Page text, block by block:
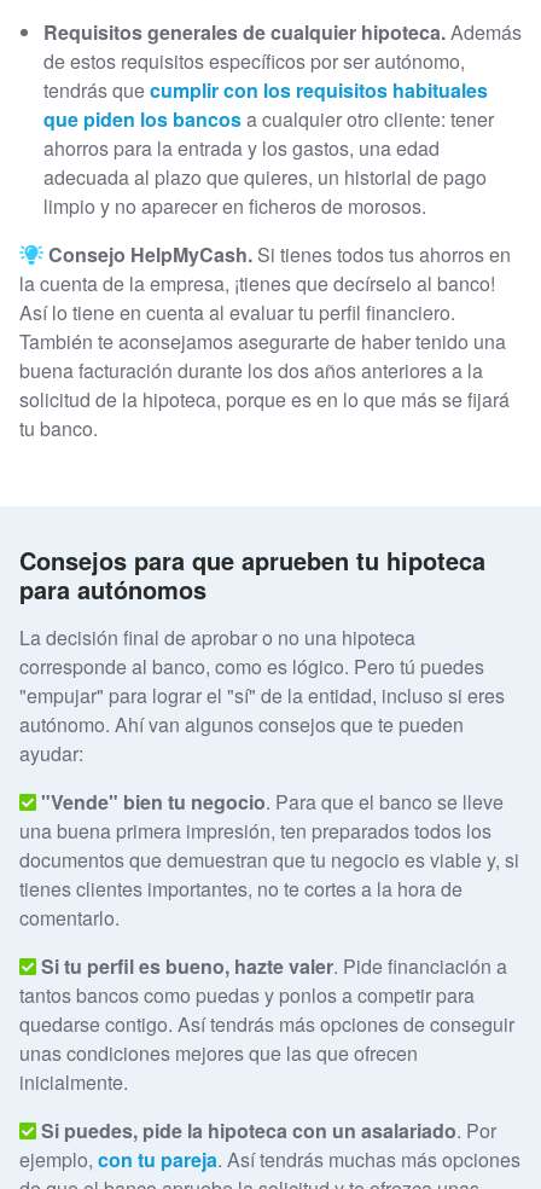
Requisitos generales de cualquier hipoteca.Además
de estos requisitos específicos por ser autónomo,
tendrás quecumplir con los requisitos habituales
que piden los bancosa cualquier otro cliente: tener
ahorros para la entrada y los gastos, una edad
adecuada al plazo que quieres, un historial de pago
limpio y no aparecer en ficheros de morosos.
Consejo HelpMyCash. Si tienes todos tus ahorros en
la cuenta de la empresa, ¡tienes que decírselo al banco!
Así lo tiene en cuenta al evaluar tu perfil financiero.
También te aconsejamos asegurarte de haber tenido una
buena facturación durante los dos años anteriores a la
solicitud de la hipoteca, porque es en lo que más se fijará
tu banco.
Consejos para que aprueben tu hipoteca
para autónomos
La decisión final de aprobar o no una hipoteca
corresponde al banco, como es lógico. Pero tú puedes
"empujar" para lograr el "sí" de la entidad, incluso si eres
autónomo. Ahí van algunos consejos que te pueden
ayudar:
"Vende" bien tu negocio. Para que el banco se lleve
una buena primera impresión, ten preparados todos los
documentos que demuestran que tu negocio es viable y, si
tienes clientes importantes, no te cortes a la hora de
comentarlo.
Si tu perfil es bueno, hazte valer. Pide financiación a
tantos bancos como puedas y ponlos a competir para
quedarse contigo. Así tendrás más opciones de conseguir
unas condiciones mejores que las que ofrecen
inicialmente.
Si puedes, pide la hipoteca con un asalariado. Por
ejemplo, con tu pareja. Así tendrás muchas más opciones